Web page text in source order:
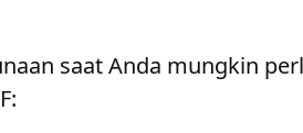
saat Anda mungkin